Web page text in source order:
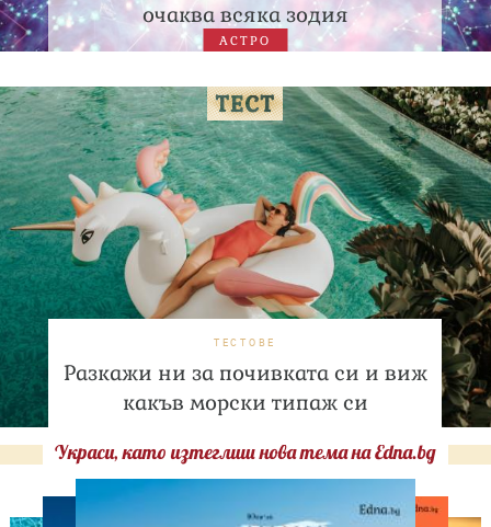
очаква всяка зодия
АСТРО
ТЕСТОВЕ
Разкажи ни за почивката си и виж
какъв морски типаж си
Украси, като изтеглиш нова тема на Edna.bg